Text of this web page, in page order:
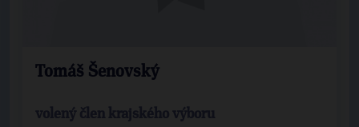
Tomáš Šenovský
volený člen krajského výboru